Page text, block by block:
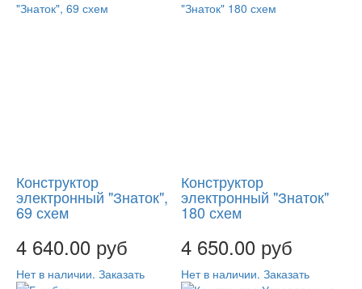
Конструктор
электронный "Знаток",
69 схем
4 640.00 руб
Нет в наличии. Заказать
Конструктор
электронный "Знаток"
180 схем
4 650.00 руб
Нет в наличии. Заказать